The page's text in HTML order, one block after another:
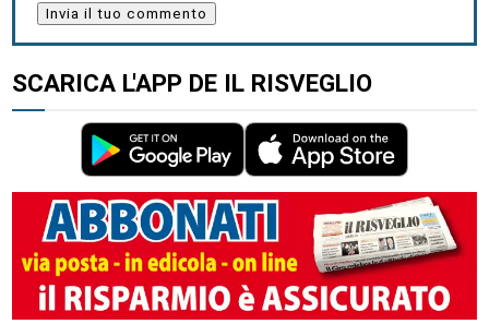
SCARICA L'APP DE IL RISVEGLIO